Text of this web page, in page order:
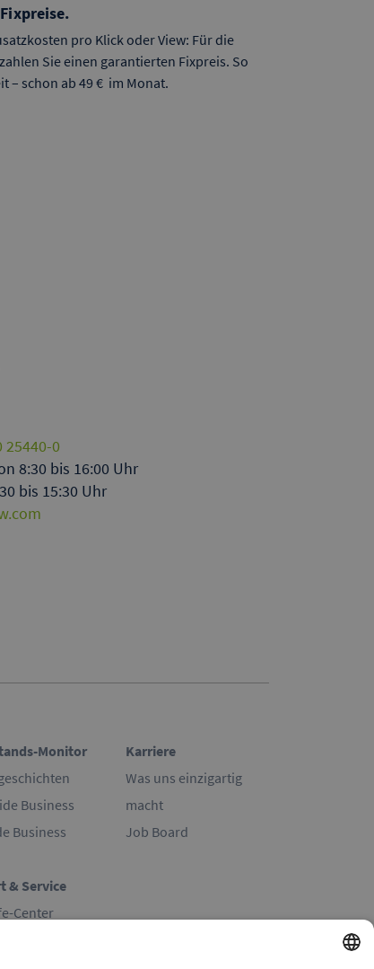
pro Klick oder View: Für die
Sie einen garantierten Fixpreis. So
– schon ab 49 € im Monat.
25440-0
8:30 bis 16:00 Uhr
bis 15:30 Uhr
Monitor
Business
Business
Karriere
Was uns einzigartig
macht
Job Board
& Service
Center